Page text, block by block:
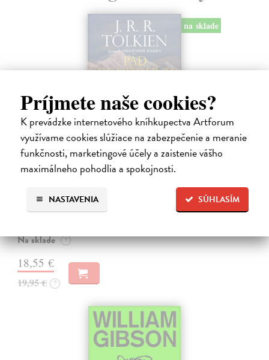
Príjmete naše cookies?
K prevádzke internetového kníhkupectva Artforum
využívame cookies slúžiace na zabezpečenie a meranie
funkčnosti, marketingové účely a zaistenie vášho
maximálneho pohodlia a spokojnosti.
SÚHLASÍM
NASTAVENIA
na sklade
Pád Gondolinu
Legenda o páde Gondolinu hovorí o boji dvoch najväčších mocností
sveta. Zlo predstavuje Morgoth, najhorší zo všetkých, vodca
Na sklade ?
18,55 €
19,95 € ?